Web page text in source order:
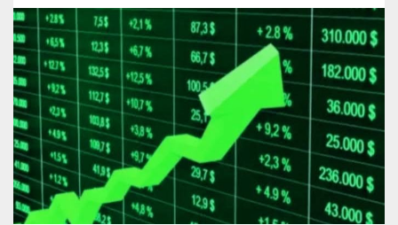
n
T
a
r
i
f
I
m
p
o
r
B
a
r